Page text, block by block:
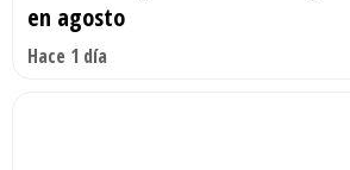
en agosto
Hace 1 día